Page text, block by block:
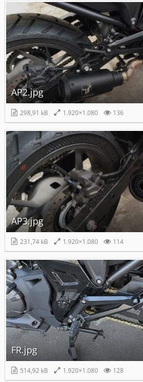
AP2.jpg
298,91 kB 1.920×1.080 136
AP3.jpg
231,74 kB 1.920×1.080 114
FR.jpg
514,92 kB 1.920×1.080 128